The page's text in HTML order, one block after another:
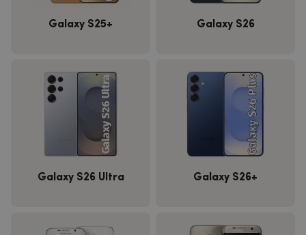
Galaxy S25+ Galaxy S26
Galaxy S26 Ultra Galaxy S26+